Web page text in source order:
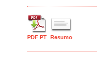
PDF PT Resumo